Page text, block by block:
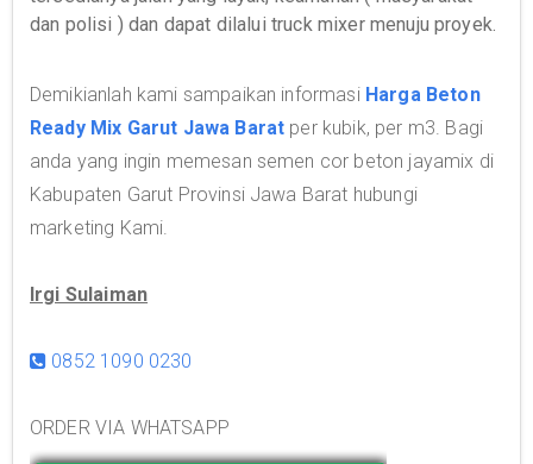
dan polisi ) dan dapat dilalui truck mixer menuju proyek.
Demikianlah kami sampaikan informasi Harga Beton
Ready Mix Garut Jawa Barat per kubik, per m3. Bagi
anda yang ingin memesan semen cor beton jayamix di
Kabupaten Garut Provinsi Jawa Barat hubungi
marketing Kami.
Irgi Sulaiman
0852 1090 0230
ORDER VIA WHATSAPP